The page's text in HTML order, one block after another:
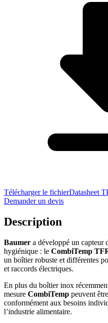
Télécharger le fichierDatasheet
Demander un devis
Description
Baumer a développé un capteur
hygiénique : le CombiTemp
un boîtier robuste et différentes
et raccords électriques.
En plus du boîtier inox
mesure CombiTemp peuvent
conformément aux besoins
l’industrie alimentaire.